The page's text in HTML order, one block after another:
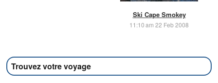
Ski Cape Smokey
11:10 am 22 Feb 2008
Trouvez votre voyage